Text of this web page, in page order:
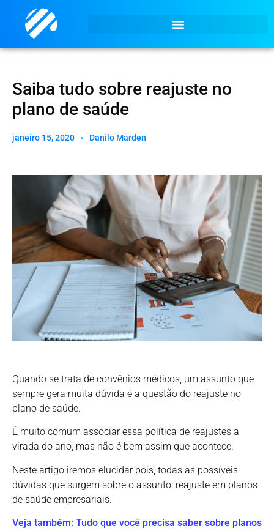
Saiba tudo sobre reajuste no
plano de saúde
janeiro 15, 2020 Danilo Marden
Quando se trata de convênios médicos, um assunto que
sempre gera muita dúvida é a questão do reajuste no
plano de saúde.
É muito comum associar essa política de reajustes a
virada do ano, mas não é bem assim que acontece.
Neste artigo iremos elucidar pois, todas as possíveis
dúvidas que surgem sobre o assunto: reajuste em planos
de saúde empresariais.
Veja também: Tudo que você precisa saber sobre planos